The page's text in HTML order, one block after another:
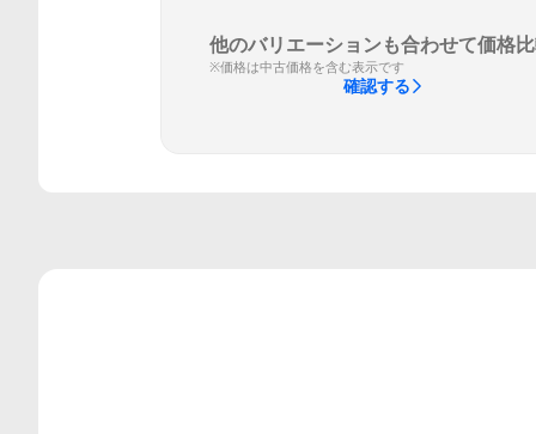
他のバリエーションも合わせて価格
※価格は中古価格を含む表示です
確認する